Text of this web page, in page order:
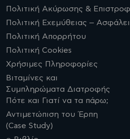
Πολιτική Ακύρωσης &
Πολιτική Εχεμύθειας –
Πολιτική Απορρήτου
Πολιτική Cookies
Χρήσιμες Πληροφορίες
Βιταμίνες και
Συμπληρώματα Διατροφής
Πότε και Γιατί να τα πάρω;
Αντιμετώπιση του Έρπη
(Case Study)